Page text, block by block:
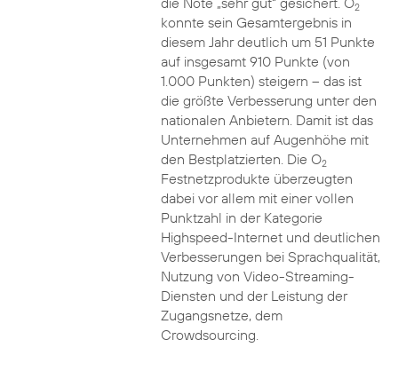
2
konnte sein Gesamtergebnis in
diesem Jahr deutlich um 51 Punkte
auf insgesamt 910 Punkte (von
1.000 Punkten) steigern – das ist
die größte Verbesserung unter den
nationalen Anbietern. Damit ist das
Unternehmen auf Augenhöhe mit
den Bestplatzierten. Die O2
Festnetzprodukte überzeugten
dabei vor allem mit einer vollen
Punktzahl in der Kategorie
Highspeed-Internet und deutlichen
Verbesserungen bei Sprachqualität,
Nutzung von Video-Streaming-
Diensten und der Leistung der
Zugangsnetze, dem
Crowdsourcing.